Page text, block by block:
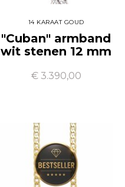
14 KARAAT GOUD
"Cuban" armband
wit stenen 12 mm
€ 3.390,00